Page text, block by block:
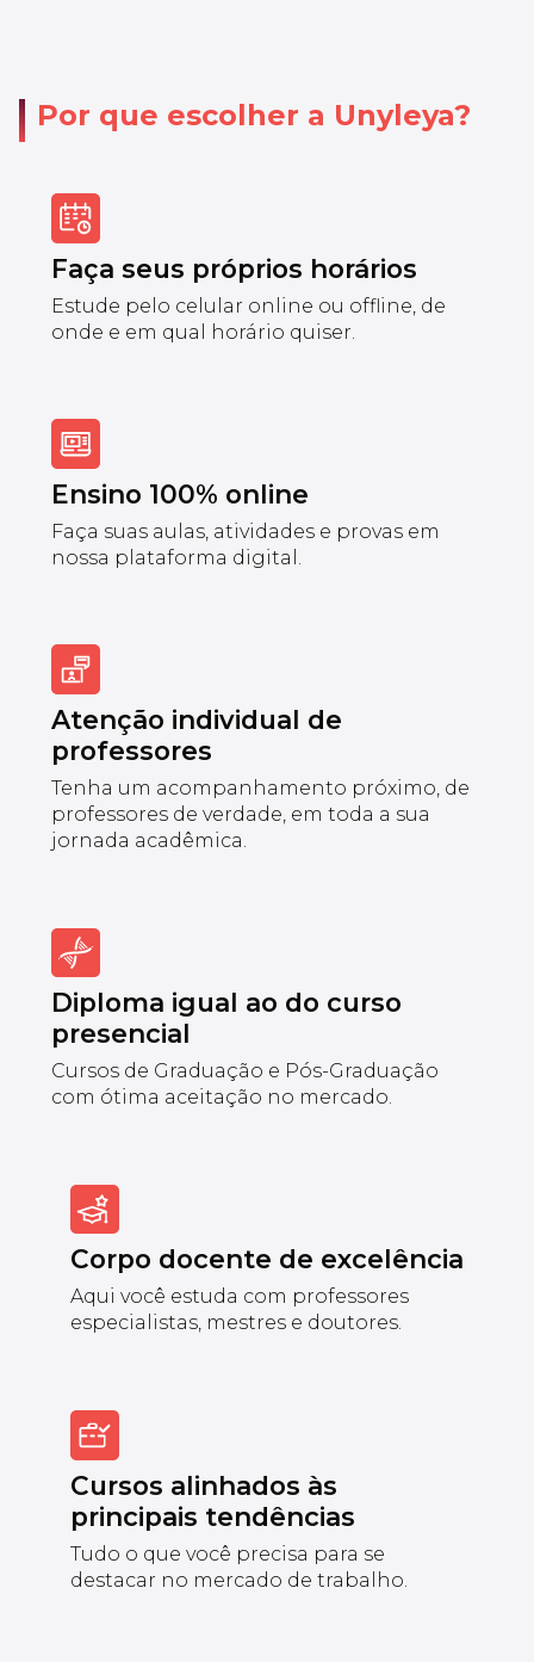
Por que escolher a Unyleya?
Faça seus próprios horários
Estude pelo celular online ou offline, de
onde e em qual horário quiser.
Ensino 100% online
Faça suas aulas, atividades e provas em
nossa plataforma digital.
Atenção individual de
professores
Tenha um acompanhamento próximo, de
professores de verdade, em toda a sua
jornada acadêmica.
Diploma igual ao do curso
presencial
Cursos de Graduação e Pós-Graduação
com ótima aceitação no mercado.
Corpo docente de excelência
Aqui você estuda com professores
especialistas, mestres e doutores.
Cursos alinhados às
principais tendências
Tudo o que você precisa para se
destacar no mercado de trabalho.